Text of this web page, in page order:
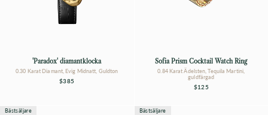
'Paradox' diamantklocka
0.30 Karat Diamant, Evig Midnatt, Guldton
$385
Sofia Prism Cocktail Watch Ring
0.84 Karat Ädelsten, Tequila Martini,
guldfärgad
$125
Bästsäljare Bästsäljare